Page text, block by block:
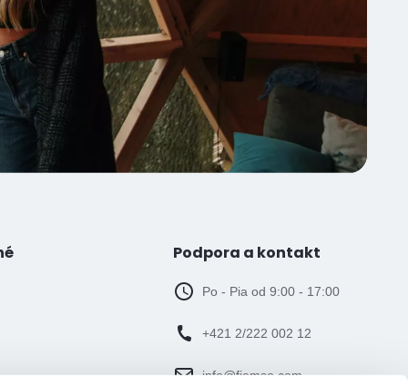
Podpora a kontakt
Po - Pia od 9:00 - 17:00
+421 2/222 002 12
info@fiemso.com